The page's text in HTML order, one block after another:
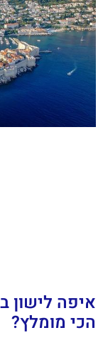
איפה לישון
הכי מומלץ?